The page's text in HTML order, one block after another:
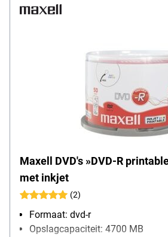
Maxell DVD's »DVD-R
met inkjet
(2)
Formaat: dvd-r
Opslagcapaciteit: 4700 MB